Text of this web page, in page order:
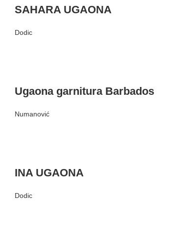
SAHARA UGAONA
Dodic
Ugaona garnitura Barbados
Numanović
INA UGAONA
Dodic